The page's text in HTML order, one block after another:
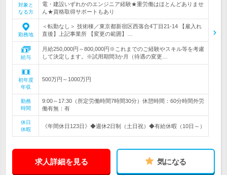
対象と
なる方
電・建設いずれかのエンジニア経験★重労働はほとんどありませ
ん★資格取得サポートもあり
勤務地
＜転勤なし＞ 技術棟／東京都新宿区西落合4丁目21-14 【雇入れ
直後】上記事業所 【変更の範囲】…
給与
月給250,000円～800,000円※これまでのご経験やスキル等を考慮
して決定します。※試用期間3か月（待遇の変更…
初年度
年収
500万円～1000万円
勤務
時間
9:00～17:30（所定労働時間7時間30分）休憩時間：60分時間外労
働有無：有
休日
休暇
《年間休日123日》◆週休2日制（土日祝）◆有給休暇（10日～）
求人詳細を見る 気になる